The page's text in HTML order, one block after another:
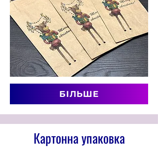
БІЛЬШЕ
Картонна упаковка